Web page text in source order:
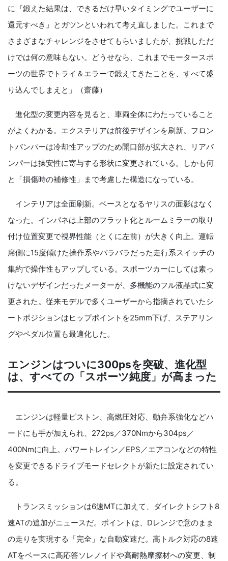
に『鍛えた結果は、できるだけ早いタイミングでユーザーに
還元すべき』とガツンといわれて考え直しました。これまで
さまざまなチャレンジをさせてもらいましたが、挑戦しただ
けでは何の意味もない。どうせなら、これまでモータースポ
ーツの世界でトライ＆エラーで鍛えてきたことを、すべて盛
り込んでしまえと」（齋藤）
進化型の変更内容を見ると、車両全体にわたっていること
がよくわかる。エクステリアは前後デザインを刷新。フロン
トバンパーは冷却性アップのため開口部が拡大され、リアバ
ンパーは操安性に寄与する形状に変更されている。しかも何
と「損傷時の補修性」まで考慮した構造になっている。
インテリアは全面刷新。ベースとなるヤリスの面影はなく
なった。インパネは上部のフラット化とルームミラーの取り
付け位置変更で視界性能（とくに左前）が大きく向上。運転
席側に15度傾けた操作系やバラバラだった走行系スイッチの
集約で操作性もアップしている。スポーツカーにしては素っ
けないデザインだったメーターが、多機能のフル液晶式に変
更された。従来モデルで多くユーザーから指摘されていたシ
ートポジションはヒップポイントを25mm下げ、ステアリン
グやペダル位置も最適化した。
エンジンはついに300psを突破、進化型
は、すべての「スポーツ純度」が高まった
エンジンは軽量ピストン、高燃圧対応、動弁系強化などハ
ードにも手が加えられ、272ps／370Nmから304ps／
400Nmに向上。パワートレイン／EPS／エアコンなどの特性
を変更できるドライブモードセレクトが新たに設定されてい
る。
トランスミッションは6速MTに加えて、ダイレクトシフト8
速ATの追加がニュースだ。ポイントは、Dレンジで意のまま
の走りを実現する「完全」な自動変速だ。高トルク対応の8速
ATをベースに高応答ソレノイドや高耐熱摩擦材への変更、制